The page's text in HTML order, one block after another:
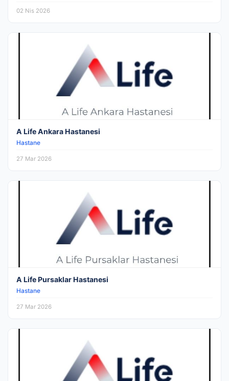
02 Nis 2026
A Life Ankara Hastanesi
Hastane
27 Mar 2026
A Life Pursaklar Hastanesi
Hastane
27 Mar 2026